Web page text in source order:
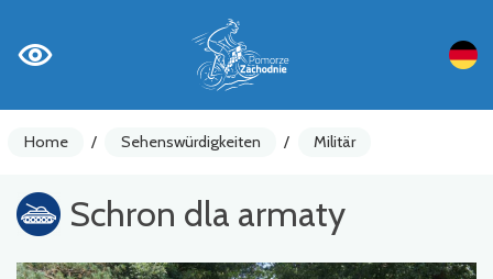
Home / Sehenswürdigkeiten / Militär
Schron dla armaty